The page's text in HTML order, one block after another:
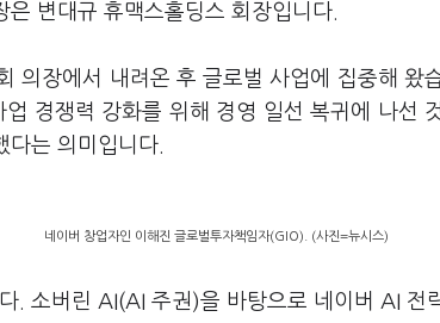
변대규 휴맥스홀딩스 회장입니다.
의장에서 내려온 후 글로벌 사업에 집중해 왔
경쟁력 강화를 위해 경영 일선 복귀에 나선
다는 의미입니다.
네이버 창업자인 이해진 글로벌투자책임자(GIO). (사진=뉴시스)
. 소버린 AI(AI 주권)을 바탕으로 네이버 AI 전